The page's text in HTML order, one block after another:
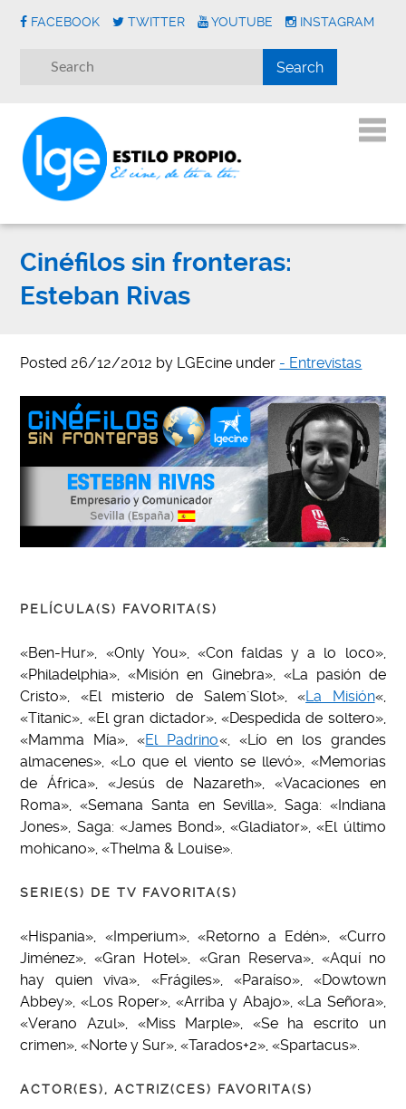
FACEBOOK TWITTER YOUTUBE INSTAGRAM
Cinéfilos sin fronteras:
Esteban Rivas
Posted26/12/2012 by LGEcine under - Entrevistas
PELÍCULA(S) FAVORITA(S)
«Ben-Hur», «Only You», «Con faldas y a lo loco»,
«Philadelphia», «Misión en Ginebra», «La pasión de
Cristo», «El misterio de Salem´Slot», «La Misión«,
«Titanic», «El gran dictador», «Despedida de soltero»,
«Mamma Mía», «El Padrino«, «Lío en los grandes
almacenes», «Lo que el viento se llevó», «Memorias
de África», «Jesús de Nazareth», «Vacaciones en
Roma», «Semana Santa en Sevilla», Saga: «Indiana
Jones», Saga: «James Bond», «Gladiator», «El último
mohicano», «Thelma & Louise».
SERIE(S) DE TV FAVORITA(S)
«Hispania», «Imperium», «Retorno a Edén», «Curro
Jiménez», «Gran Hotel», «Gran Reserva», «Aquí no
hay quien viva», «Frágiles», «Paraíso», «Dowtown
Abbey», «Los Roper», «Arriba y Abajo», «La Señora»,
«Verano Azul», «Miss Marple», «Se ha escrito un
crimen», «Norte y Sur», «Tarados+2», «Spartacus».
ACTOR(ES), ACTRIZ(CES) FAVORITA(S)